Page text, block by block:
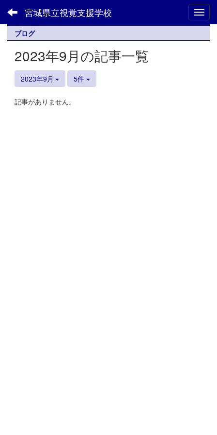
宮城県立視覚支援学校
ブログ
2023年9月の記事一覧
2023年9月 5件
記事がありません。